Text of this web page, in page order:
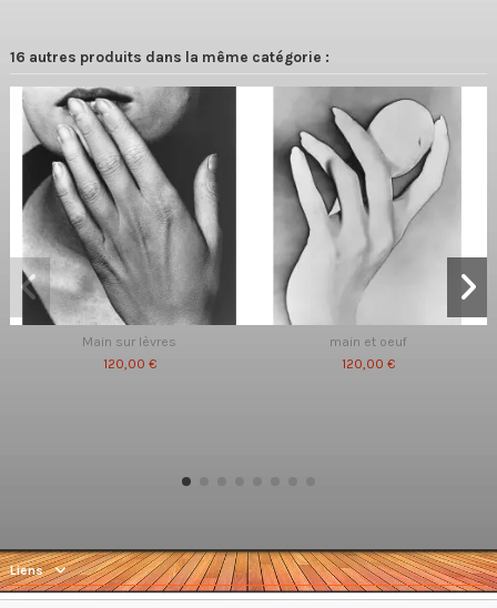
16 autres produits dans la même catégorie :
Main sur lèvres
120,00 €
main et oeuf
120,00 €
Liens